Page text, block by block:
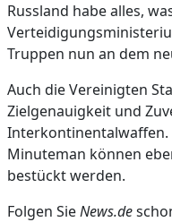
Russland habe alles,
Truppen nun an dem
Auch die Vereinigten
Zielgenauigkeit und
Interkontinentalwaffen.
Minuteman können
bestückt werden.
Folgen SieNews.de